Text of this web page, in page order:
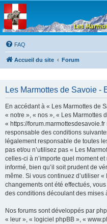
Les Marmottes de
Savoie
Forum d'entraide généalogique
FAQ
Accueil du site Forum
Les Marmottes de Savoie -
En accédant à « Les Marmottes de
« notre », « nos », « Les Marmottes
« https://
responsable des conditions
légalement responsable de toutes
pas et/ou n’utilisez pas « Les
celles-ci à n’importe quel moment
informé, bien qu’il soit prudent de
même. Si vous continuez d’utiliser
changements ont été effectués,
des conditions découlant des mises
Nos forums sont développés par
« leur », « logiciel phpBB », «